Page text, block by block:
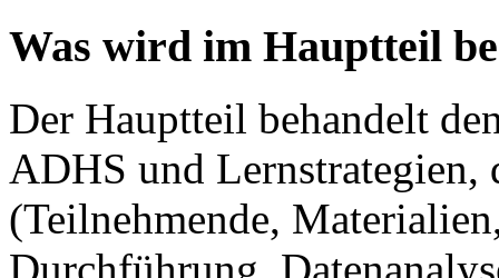
Was wird im Hauptteil
Der Hauptteil behandelt
ADHS und
(Teilnehmende,
Durchführung,